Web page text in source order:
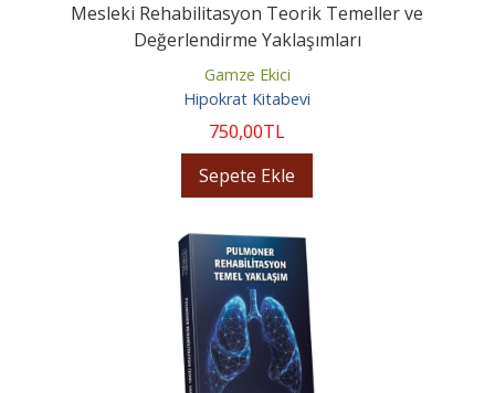
Mesleki Rehabilitasyon Teorik Temeller ve
Değerlendirme Yaklaşımları
Gamze Ekici
Hipokrat Kitabevi
750,00TL
Sepete Ekle